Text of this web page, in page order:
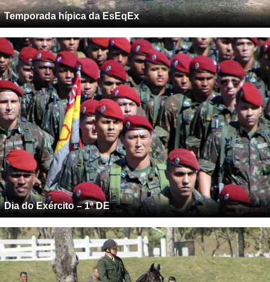
Temporada hípica da EsEqEx
Dia do Exército – 1ª DE